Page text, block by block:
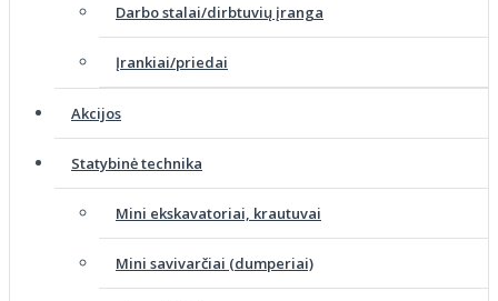
Darbo stalai/dirbtuvių įranga
Įrankiai/priedai
Akcijos
Statybinė technika
Mini ekskavatoriai, krautuvai
Mini savivarčiai (dumperiai)